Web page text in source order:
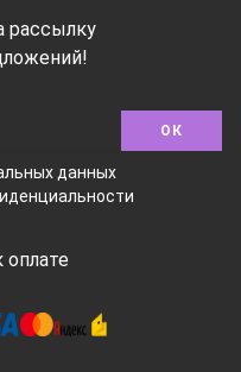
рассылку
ОК
данных